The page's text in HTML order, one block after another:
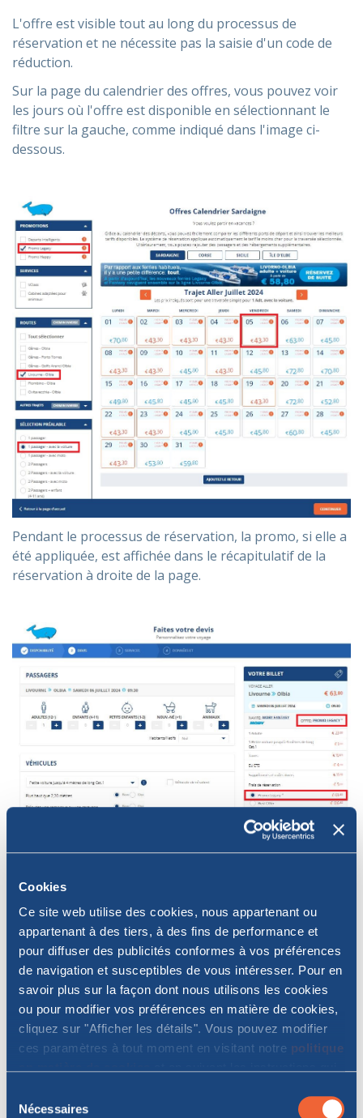
Cookies
Ce site web utilise des cookies, nous appartenant ou
appartenant à des tiers, à des fins de performance et
pour diffuser des publicités conformes à vos préférences
de navigation et susceptibles de vous intéresser. Pour en
savoir plus sur la façon dont nous utilisons les cookies
ou pour modifier vos préférences en matière de cookies,
cliquez sur "Afficher les détails". Vous pouvez modifier
ces paramètres à tout moment en visitant notre politique
sélection", vous acceptez le stockage de cookies sur
Nécessaires
L'offre est visible tout au long du processus de
réservation et ne nécessite pas la saisie d'un code de
réduction.
Sur la page du calendrier des offres, vous pouvez voir
les jours où l'offre est disponible en sélectionnant le
filtre sur la gauche, comme indiqué dans l'image ci-
dessous.
Pendant le processus de réservation, la promo, si elle a
été appliquée, est affichée dans le récapitulatif de la
réservation à droite de la page.
Conditions
Promotion valable pour un passager avec voiture
jusqu'à 5 mt de long et 2,20 mt de haut (cat.1/2/3)
ou moto;
jusqu'au 31/03/2025, sur la ligne LIVOURNE-